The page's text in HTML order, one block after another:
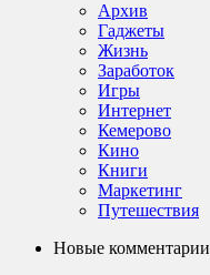
Архив
Гаджеты
Жизнь
Заработок
Игры
Интернет
Кемерово
Кино
Книги
Маркетинг
Путешествия
Новые комментарии